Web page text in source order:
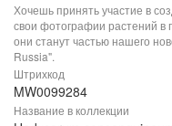
Хочешь принять участие в
свои фотографии растений в
они станут частью нашего
Russia".
Штрихкод
MW0099284
Название в коллекции